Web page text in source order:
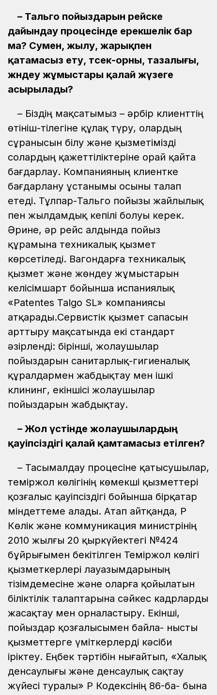
– Тальго пойыздарын рейске
дайындау процесінде ерекшелік бар
ма? Сумен, жылу, жарықпен
қатамасыз ету, төсек-орны, тазалығы,
жөндеу жұмыстары қалай жүзеге
асырылады?
– Біздің мақсатымыз – әрбір клиенттің
өтініш-тілегіне құлақ түру, олардың
сұранысын білу және қызметімізді
солардың қажеттіліктеріне орай қайта
бағдарлау. Компанияның клиентке
бағдарлану ұстанымы осыны талап
етеді. Тұлпар-Тальго пойызы жайлылық
пен жылдамдық кепілі болуы керек.
Әрине, әр рейс алдында пойыз
құрамына техникалық қызмет
көрсетіледі. Вагондарға техникалық
қызмет және жөндеу жұмыстарын
келісімшарт бойынша испаниялық
«Patentes Talgo SL» компаниясы
атқарады.Сервистік қызмет сапасын
арттыру мақсатында екі стандарт
әзірленді: бірінші, жолаушылар
пойыздарын санитарлық-гигиеналық
құралдармен жабдықтау мен ішкі
клининг, екіншісі жолаушылар
пойыздарын жабдықтау.
– Жол үстінде жолаушылардың
қауіпсіздігі қалай қамтамасыз етілген?
– Тасымалдау процесіне қатысушылар,
теміржол көлігінің көмекші қызметтері
қозғалыс қауіпсіздігі бойынша бірқатар
міндеттеме алады. Атап айтқанда, ҚР
Көлік және коммуникация министрінің
2010 жылғы 20 қыркүйектегі №424
бұйрығымен бекітілген Теміржол көлігі
қызметкерлері лауазымдарының
тізімдемесіне және оларға қойылатын
біліктілік талаптарына сәйкес кадрларды
жасақтау мен орналастыру. Екінші,
пойыздар қозғалысымен байла- нысты
қызметтерге үміткерлерді кәсіби
іріктеу. Еңбек тәртібін нығайтып, «Халық
денсаулығы және денсаулық сақтау
жүйесі туралы» ҚР Кодексінің 86-ба- бына